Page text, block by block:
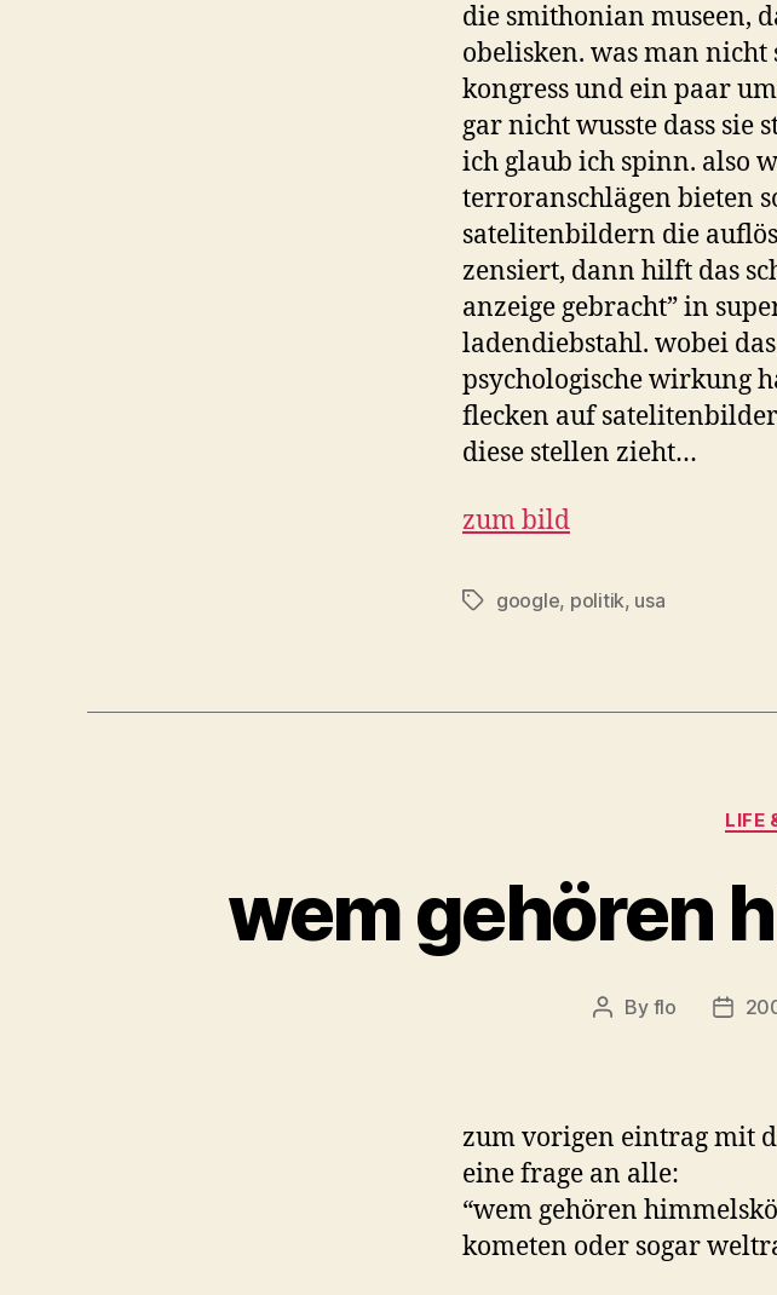
die smithonian museen,
obelisken. was man
kongress und ein paar
gar nicht wusste dass sie
ich glaub ich spinn. also
terroranschlägen bieten
satelitenbildern die
zensiert, dann hilft das
anzeige gebracht” in
ladendiebstahl. wobei
psychologische wirkung
flecken auf
diese stellen zieht…
zum bild
Tagsgoogle, politik, usa
LIFE
wem gehören
Post
By flo
Post
zum vorigen eintrag mit
eine frage an alle:
“wem gehören
kometen oder sogar